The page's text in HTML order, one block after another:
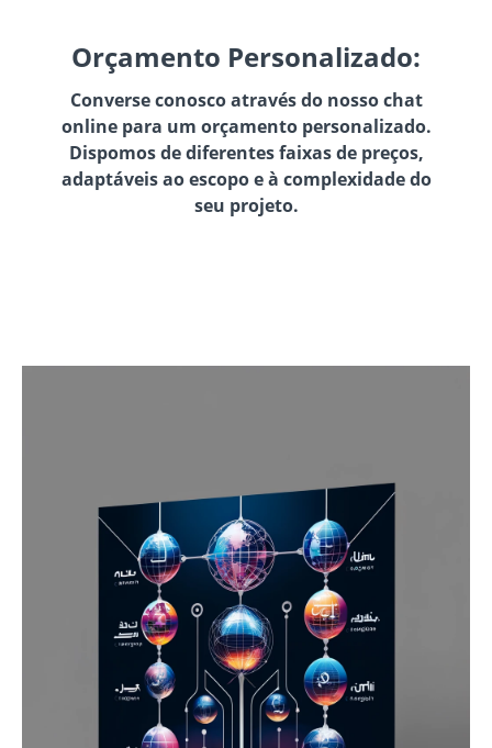
Orçamento Personalizado:
Converse conosco através do nosso chat
online para um orçamento personalizado.
Dispomos de diferentes faixas de preços,
adaptáveis ao escopo e à complexidade do
seu projeto.